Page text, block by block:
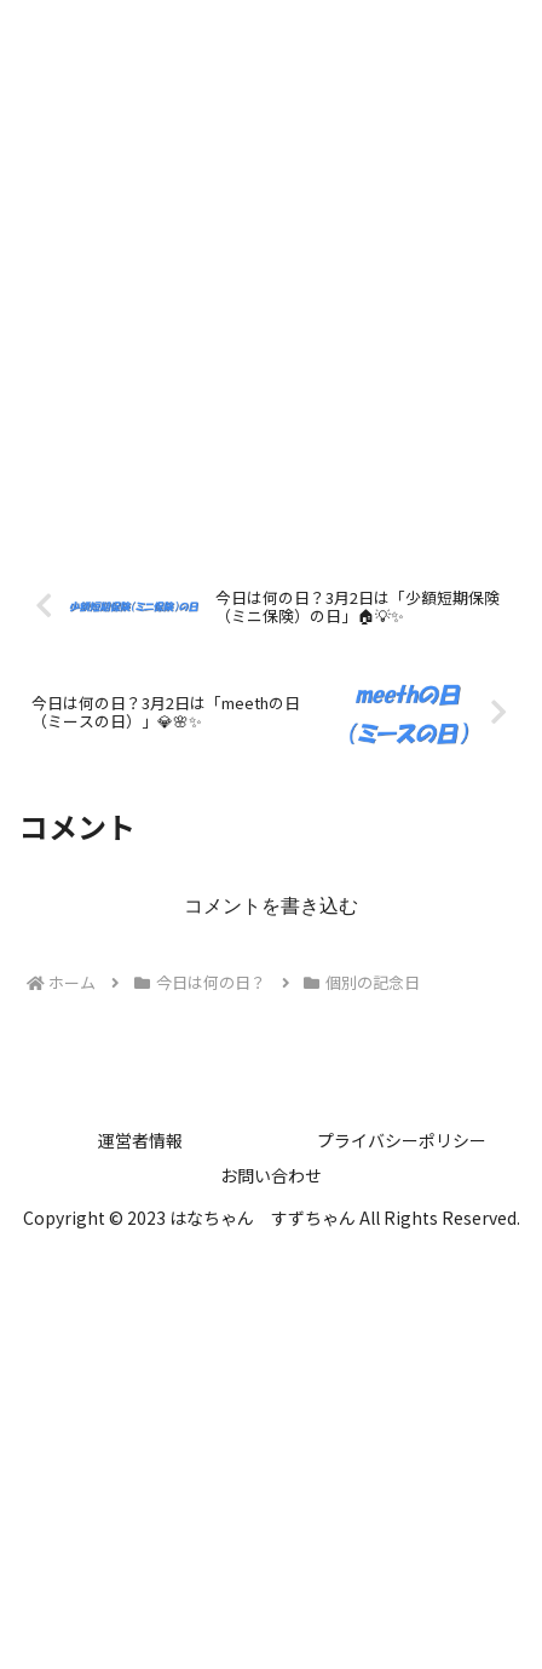
今日は何の日？3月2日は「少額短期保険
（ミニ保険）の日」🏠💡✨
今日は何の日？3月2日は「meethの日
（ミースの日）」💎🌸✨
コメント
コメントを書き込む
ホーム 今日は何の日？ 個別の記念日
運営者情報
プライバシーポリシー
お問い合わせ
Copyright © 2023 はなちゃん すずちゃん All Rights Reserved.